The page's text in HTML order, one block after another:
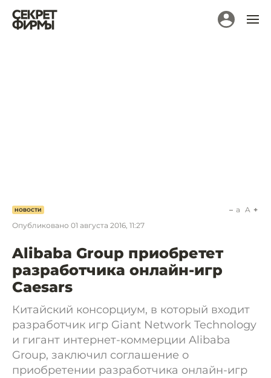
НОВОСТИ
Опубликовано 01 августа 2016, 11:27
a A
Alibaba Group приобретет
разработчика онлайн-игр
Caesars
Китайский консорциум, в который входит
разработчик игр Giant Network Technology
и гигант интернет-коммерции Alibaba
Group, заключил соглашение о
приобретении разработчика онлайн-игр